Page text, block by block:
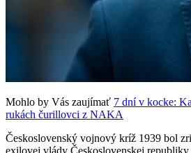
Mohlo by Vás zaujímať 7 dní v kocke:
rukách čurillovci z NAKA
Československý vojnový kríž 1939 bol